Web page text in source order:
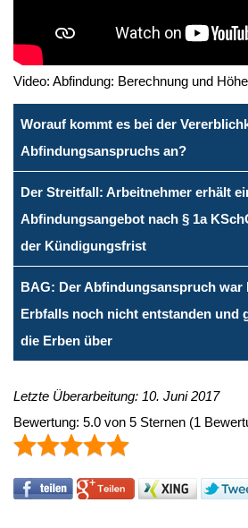
Video: Abfindung: Berechnung und Höhe
Worauf kommt es bei der
Abfindungsanspruchs an?
Der Streitfall: Arbeitnehmer erhält
Abfindungsangebot nach § 1a
der Kündigungsfrist
BAG: Der Abfindungsanspruch war
Erbfalls noch nicht entstanden und
die Erben über
Letzte Überarbeitung: 10. Juni 2017
Bewertung: 5.0 von 5 Sternen (1